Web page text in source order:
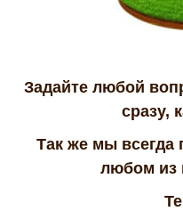
Задайте любой
сразу,
Так же мы всегда
любом из